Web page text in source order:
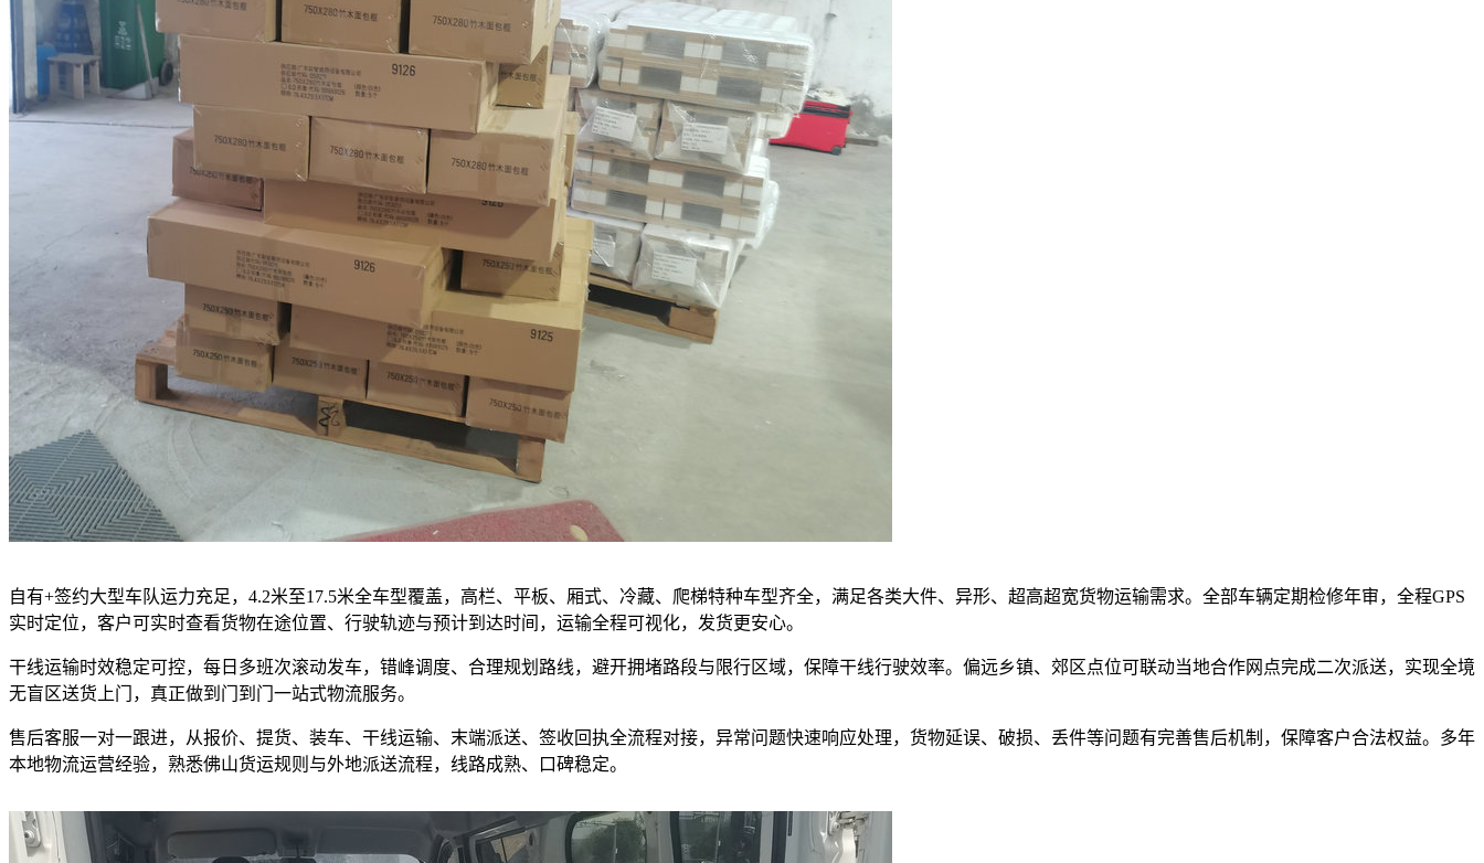
自有+签约大型车队运力充足，4.2米至17.5米全车型覆盖，高栏、平板、厢式、冷藏、爬梯特种车型齐全，满足各类大件、异形、超高超宽货物运输需求。全部车辆定期检修年审，全程GPS
实时定位，客户可实时查看货物在途位置、行驶轨迹与预计到达时间，运输全程可视化，发货更安心。
干线运输时效稳定可控，每日多班次滚动发车，错峰调度、合理规划路线，避开拥堵路段与限行区域，保障干线行驶效率。偏远乡镇、郊区点位可联动当地合作网点完成二次派送，实现全境
无盲区送货上门，真正做到门到门一站式物流服务。
售后客服一对一跟进，从报价、提货、装车、干线运输、末端派送、签收回执全流程对接，异常问题快速响应处理，货物延误、破损、丢件等问题有完善售后机制，保障客户合法权益。多年
本地物流运营经验，熟悉佛山货运规则与外地派送流程，线路成熟、口碑稳定。